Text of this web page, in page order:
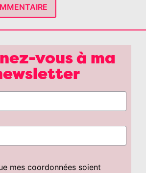
vous à ma
mes coordonnées soient